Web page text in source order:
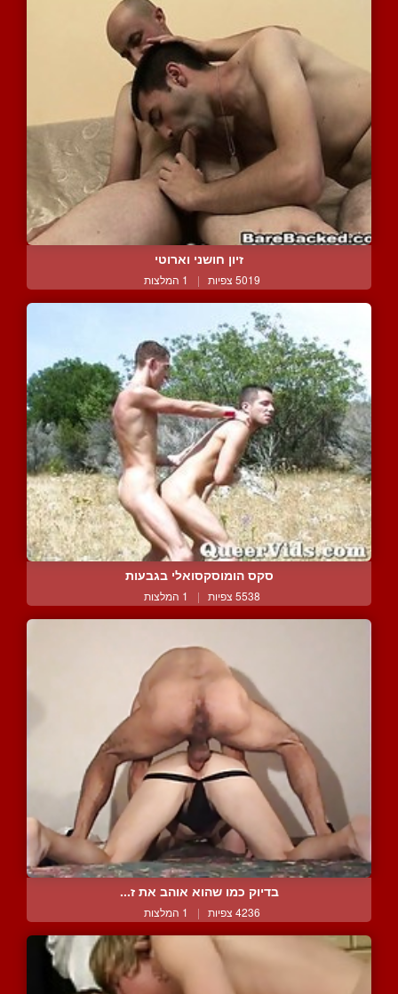
זיון חושני וארוטי
5019 צפיות | 1 המלצות
סקס הומוסקסואלי בגבעות
5538 צפיות | 1 המלצות
בדיוק כמו שהוא אוהב את ז...
4236 צפיות | 1 המלצות